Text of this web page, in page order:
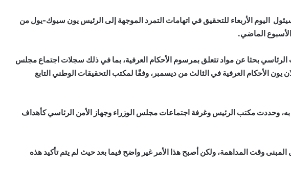
اليوم الأربعاء للتحقيق في اتهامات التمرد الموجهة إلى الرئيس يون سيوك-يول من
الماضي.
18 محققا المكتب الرئاسي بحثا عن مواد تتعلق بمرسوم الأحكام العرفية، بما في ذلك سجلات اجتماع مجلس
يون الأحكام العرفية في الثالث من ديسمبر، وفقًا لمكتب التحقيقات الوطني التابع
وحددت مكتب الرئيس وغرفة اجتماعات مجلس الوزراء وجهاز الأمن الرئاسي كأهداف
وقت المداهمة، ولكن أصبح هذا الأمر غير واضح فيما بعد حيث لم يتم تأكيد هذه